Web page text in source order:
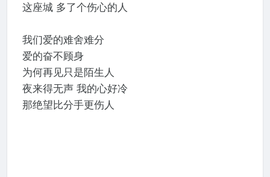
这座城 多了个伤心的人
我们爱的难舍难分
爱的奋不顾身
为何再见只是陌生人
夜来得无声 我的心好冷
那绝望比分手更伤人